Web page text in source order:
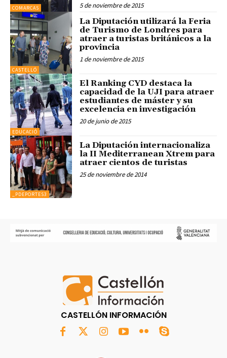
COMARCAS 5 de noviembre de 2015
CASTELLÓ
La Diputación utilizará la Feria
de Turismo de Londres para
atraer a turistas británicos a la
provincia
1 de noviembre de 2015
EDUCACIÓ
El Ranking CYD destaca la
capacidad de la UJI para atraer
estudiantes de máster y su
excelencia en investigación
20 de junio de 2015
_PDEPORTES3
La Diputación internacionaliza
la II Mediterranean Xtrem para
atraer cientos de turistas
25 de noviembre de 2014
CASTELLÓN INFORMACIÓN